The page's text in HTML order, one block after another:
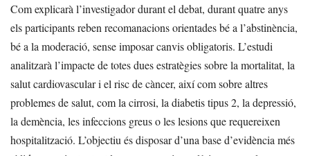
Com explicarà l’investigador durant el debat, durant quatre anys
els participants reben recomanacions orientades bé a l’abstinència,
bé a la moderació, sense imposar canvis obligatoris. L’estudi
analitzarà l’impacte de totes dues estratègies sobre la mortalitat, la
salut cardiovascular i el risc de càncer, així com sobre altres
problemes de salut, com la cirrosi, la diabetis tipus 2, la depressió,
la demència, les infeccions greus o les lesions que requereixen
hospitalització. L’objectiu és disposar d’una base d’evidència més